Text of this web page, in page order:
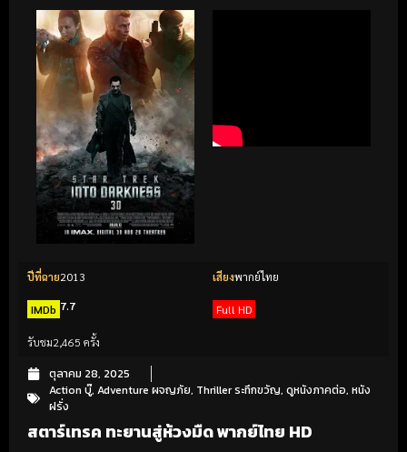
ปีที่ฉาย2013 เสียงพากย์ไทย
IMDb 7.7 Full HD
รับชม2,465 ครั้ง
ตุลาคม 28, 2025
Action บู๊, Adventure ผจญภัย, Thriller ระทึกขวัญ, ดูหนังภาคต่อ, หนัง
ฝรั่ง
สตาร์เทรค ทะยานสู่ห้วงมืด พากย์ไทย HD